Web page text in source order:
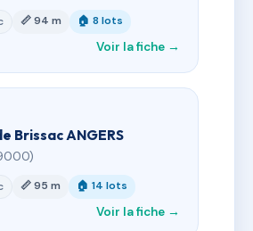
📏 94 m 🏠 8 lots
Voir la fiche →
Brissac ANGERS
📏 95 m 🏠 14 lots
Voir la fiche →